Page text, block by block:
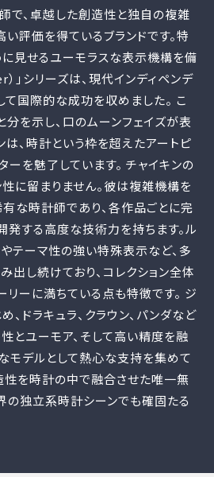
で、卓越した創造性と独自の複雑
評価を得ているブランドです。特
に見せるユーモラスな表示機構を備
」シリーズは、現代インディペンデ
国際的な成功を収めました。 こ
を示し、口のムーンフェイズが表
、時計という枠を超えたアートピ
ーを魅了しています。 チャイキンの
に留まりません。彼は複雑機構を
な時計師であり、各作品ごとに完
する高度な技術力を持ちます。ル
テーマ性の強い特殊表示など、多
し続けており、コレクション全体
ーに満ちている点も特徴です。 ジ
、ドラキュラ、クラウン、パンダなど
とユーモア、そして高い精度を融
モデルとして熱心な支持を集めて
性を時計の中で融合させた唯一無
の独立系時計シーンでも確固たる